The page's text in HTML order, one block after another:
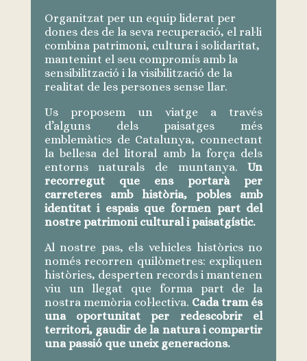
Organitzat per un equip liderat per
dones des de la seva recuperació, el ral·li
combina patrimoni, cultura i solidaritat,
mantenint el seu compromís amb la
sensibilització i la visibilització de la
realitat de les persones sense llar.
Us proposem un viatge a través
d’alguns dels paisatges més
emblemàtics de Catalunya, connectant
la bellesa del litoral amb la força dels
entorns naturals de muntanya.Un
recorregut que ens portarà per
carreteres amb història, pobles amb
identitat i espais que formen part del
nostre patrimoni cultural i paisatgístic.
Al nostre pas, els vehicles històrics no
només recorren quilòmetres: expliquen
històries, desperten records i mantenen
viu un llegat que forma part de la
nostra memòria col·lectiva. Cada tram és
una oportunitat per redescobrir el
territori, gaudir de la natura i compartir
una passió que uneix generacions.